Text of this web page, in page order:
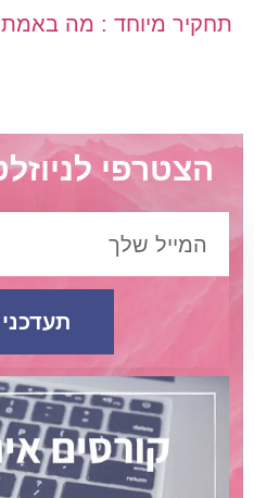
תחקיר מיוחד : מה באמת
הצטרפי